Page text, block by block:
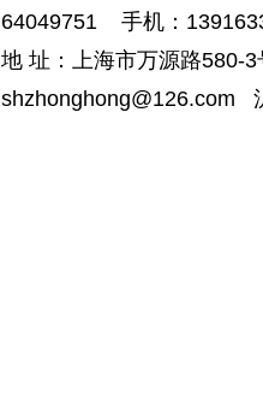
64049751 手机：
地 址：上海市万源路
shzhonghong@126.com